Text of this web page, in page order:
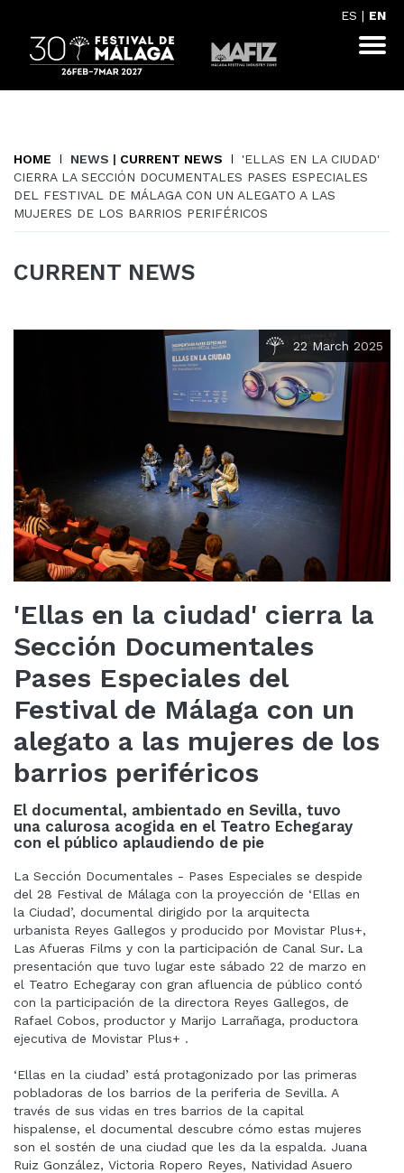
ES | EN
HOME NEWS | CURRENT NEWS
'ELLAS EN LA CIUDAD'
CIERRA LA SECCIÓN DOCUMENTALES PASES ESPECIALES
DEL FESTIVAL DE MÁLAGA CON UN ALEGATO A LAS
MUJERES DE LOS BARRIOS PERIFÉRICOS
CURRENT NEWS
22 March 2025
'Ellas en la ciudad' cierra la
Sección Documentales
Pases Especiales del
Festival de Málaga con un
alegato a las mujeres de los
barrios periféricos
El documental, ambientado en Sevilla, tuvo
una calurosa acogida en el Teatro Echegaray
con el público aplaudiendo de pie
La Sección Documentales - Pases Especiales se despide
del 28 Festival de Málaga con la proyección de ‘Ellas en
la Ciudad’, documental dirigido por la arquitecta
urbanista Reyes Gallegos y producido por Movistar Plus+,
Las Afueras Films y con la participación de Canal Sur. La
presentación que tuvo lugar este sábado 22 de marzo en
el Teatro Echegaray con gran afluencia de público contó
con la participación de la directora Reyes Gallegos, de
Rafael Cobos, productor y Marijo Larrañaga, productora
ejecutiva de Movistar Plus+ .
‘Ellas en la ciudad’ está protagonizado por las primeras
pobladoras de los barrios de la periferia de Sevilla. A
través de sus vidas en tres barrios de la capital
hispalense, el documental descubre cómo estas mujeres
son el sostén de una ciudad que les da la espalda. Juana
Ruiz González, Victoria Ropero Reyes, Natividad Asuero